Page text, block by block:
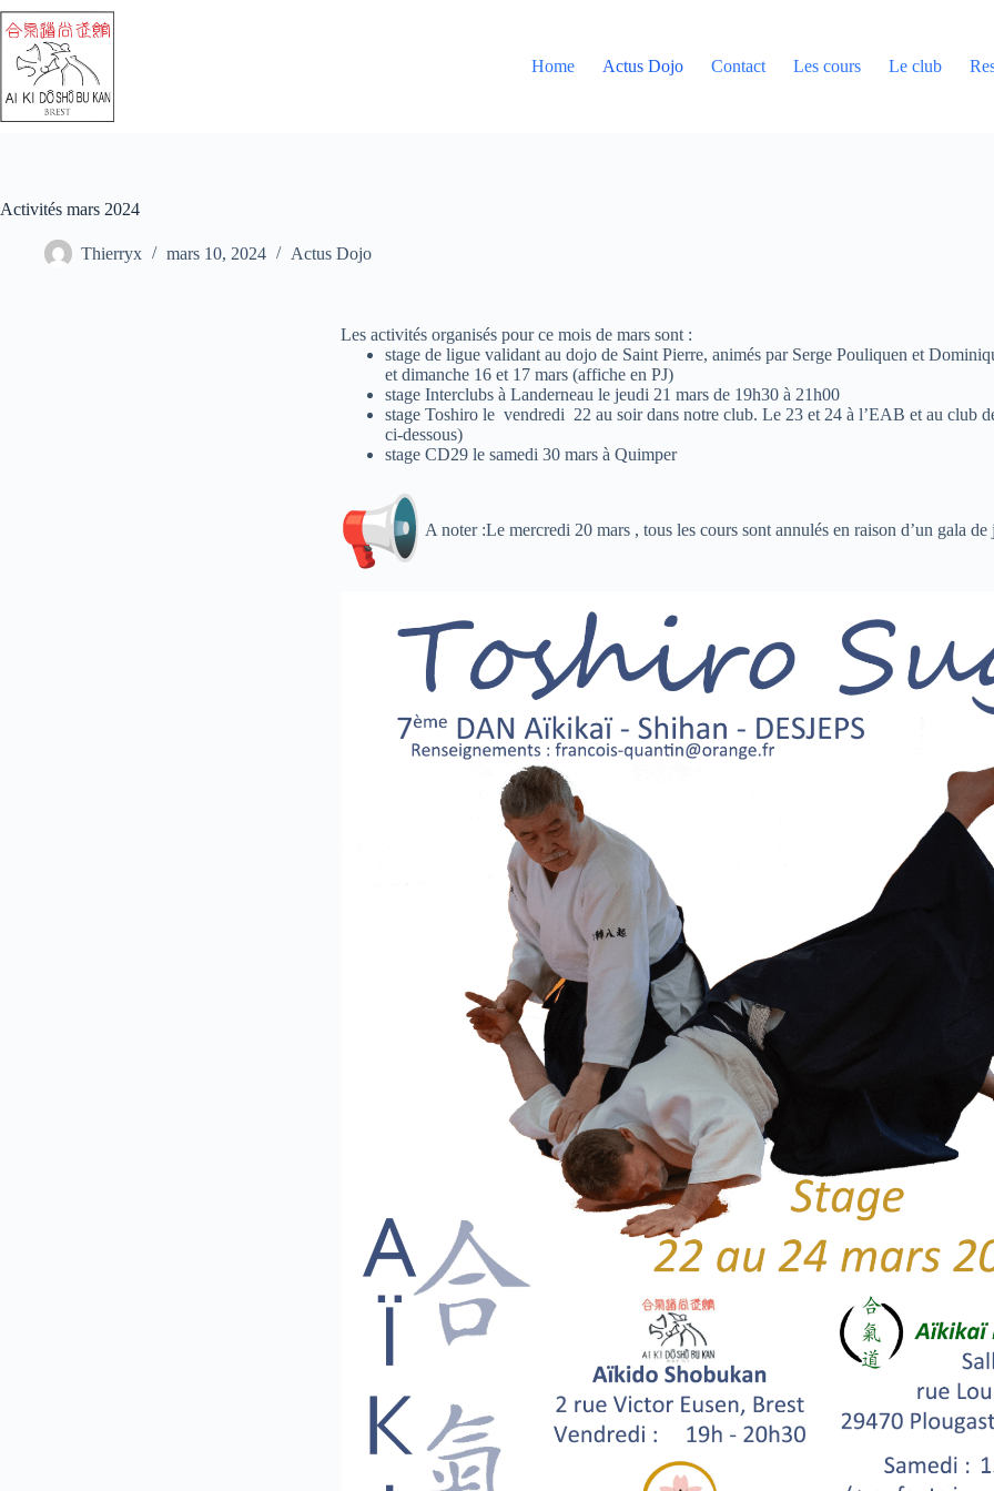
Home Actus Dojo Contact Les cours Le club
Activités mars 2024
Thierryx mars 10, 2024 Actus Dojo
Les activités organisés pour ce mois de mars sont :
stage de ligue validant au dojo de Saint Pierre, animés par Serge Pouliquen et
et dimanche 16 et 17 mars (affiche en PJ)
stage Interclubs à Landerneau le jeudi 21 mars de 19h30 à 21h00
stage Toshiro le vendredi 22 au soir dans notre club. Le 23 et 24 à l’EAB et au club
ci-dessous)
stage CD29 le samedi 30 mars à Quimper
A noter :Le mercredi 20 mars , tous les cours sont annulés en raison d’un gala de